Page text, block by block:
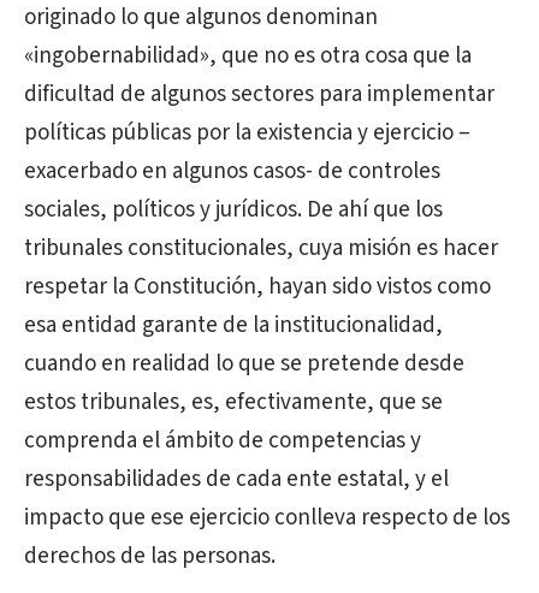
originado lo que algunos denominan
«ingobernabilidad», que no es otra cosa que la
dificultad de algunos sectores para implementar
políticas públicas por la existencia y ejercicio –
exacerbado en algunos casos- de controles
sociales, políticos y jurídicos. De ahí que los
tribunales constitucionales, cuya misión es hacer
respetar la Constitución, hayan sido vistos como
esa entidad garante de la institucionalidad,
cuando en realidad lo que se pretende desde
estos tribunales, es, efectivamente, que se
comprenda el ámbito de competencias y
responsabilidades de cada ente estatal, y el
impacto que ese ejercicio conlleva respecto de los
derechos de las personas.